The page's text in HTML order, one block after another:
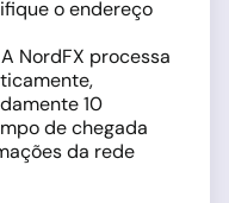
o endereço
A NordFX processa
10
de chegada
da rede